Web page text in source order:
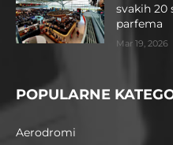
svakih 20
parfema
Mar 19, 2026
POPULARNE
Aerodromi